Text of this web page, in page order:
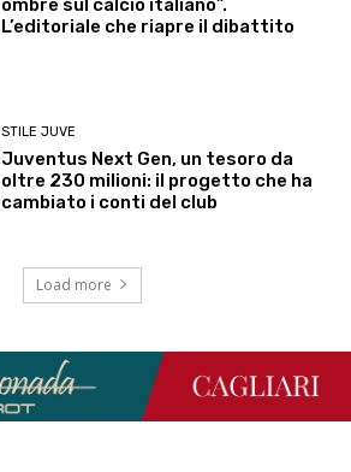
L’editoriale che riapre il dibattito
STILE JUVE
Juventus Next Gen, un tesoro da
oltre 230 milioni: il progetto che ha
cambiato i conti del club
Load more